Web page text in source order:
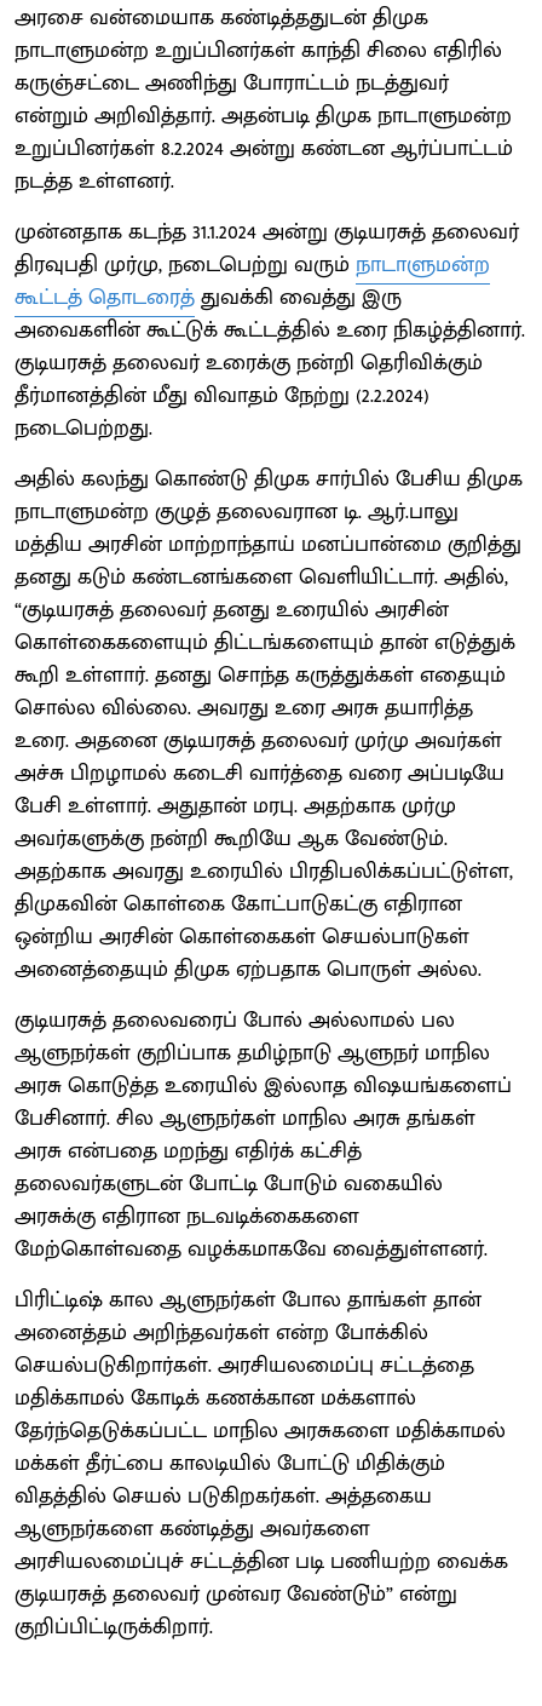
அரசை வன்மையாக கண்டித்ததுடன் திமுக
நாடாளுமன்ற உறுப்பினர்கள் காந்தி சிலை எதிரில்
கருஞ்சட்டை அணிந்து போராட்டம் நடத்துவர்
என்றும் அறிவித்தார். அதன்படி திமுக நாடாளுமன்ற
உறுப்பினர்கள் 8.2.2024 அன்று கண்டன ஆர்ப்பாட்டம்
நடத்த உள்ளனர்.
முன்னதாக கடந்த 31.1.2024 அன்று குடியரசுத் தலைவர்
திரவுபதி முர்மு, நடைபெற்று வரும் நாடாளுமன்ற
கூட்டத் தொடரைத்துவக்கி வைத்து இரு
அவைகளின் கூட்டுக் கூட்டத்தில் உரை நிகழ்த்தினார்.
குடியரசு‌த் தலைவர் உரைக்கு நன்றி தெரிவிக்கும்
தீர்மானத்தின் மீது விவாதம் நேற்று (2.2.2024)
நடைபெற்றது.
அதில் கலந்து கொண்டு திமுக சார்பில் பேசிய திமுக
நாடாளுமன்ற குழுத் தலைவரான டி. ஆர்.பாலு
மத்திய அரசின் மாற்றாந்தாய் மனப்பான்மை குறித்து
தனது கடும் கண்டனங்களை வெளியிட்டார். அதில்,
“குடியரசு‌த் தலைவர் தனது உரையில் அரசின்
கொள்கைகளையும் திட்டங்களையும் தான் எடுத்துக்
கூறி உள்ளார். தனது சொந்த கருத்துக்கள் எதையும்
சொல்ல வில்லை. அவரது உரை அரசு தயாரித்த
உரை. அதனை குடியரசுத் தலைவர் முர்மு அவர்கள்
அச்சு பிறழாமல் கடைசி வார்த்தை வரை அப்படியே
பேசி உள்ளார். அதுதான் மரபு. அதற்காக முர்மு
அவர்களுக்கு நன்றி கூறியே ஆக வேண்டும்.
அதற்காக அவரது உரையில் பிரதிபலிக்கப்பட்டுள்ள,
திமுகவின் கொள்கை கோட்பாடுகட்கு எதிரான
ஒன்றிய அரசின் கொள்கைகள் செயல்பாடுகள்
அனைத்தையும் திமுக ஏற்பதாக பொருள் அல்ல.
குடியரசுத் தலைவரைப் போல் அல்லாமல் பல
ஆளுநர்கள் குறிப்பாக தமிழ்நாடு ஆளுநர் மாநில
அரசு கொடுத்த உரையில் இல்லாத விஷயங்களைப்
பேசினார். சில ஆளுநர்கள் மாநில அரசு தங்கள்
அரசு என்பதை மறந்து எதிர்க் கட்சித்
தலைவர்களுடன் போட்டி போடும் வகையில்
அரசுக்கு எதிரான நடவடிக்கைகளை
மேற்கொள்வதை வழக்கமாகவே வைத்துள்ளனர்.
பிரிட்டிஷ் கால ஆளுநர்கள் போல தாங்கள் தான்
அனைத்தம் அறிந்தவர்கள் என்ற போக்கில்
செயல்படுகிறார்கள். அரசியலமைப்பு சட்டத்தை
மதிக்காமல் கோடிக் கணக்கான மக்களால்
தேர்ந்தெடுக்கப்பட்ட மாநில அரசுகளை மதிக்காமல்
மக்கள் தீர்ட்பை காலடியில் போட்டு மிதிக்கும்
விதத்தில் செயல் படுகிறகர்கள். அத்தகைய
ஆளுநர்களை கண்டித்து அவர்களை
அரசியலமைப்புச் சட்டத்தின படி பணியற்ற வைக்க
குடியரசுத் தலைவர் முன்வர வேண்டு்ம்” என்று
குறிப்பிட்டிருக்கிறார்.